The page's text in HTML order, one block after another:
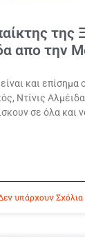
της
απο την
και επίσημα
Ντίνις
σε όλα και
υπάρχουν Σχόλια